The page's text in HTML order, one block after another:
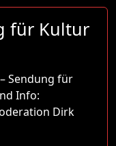
für Kultur
Sendung für
Info:
Dirk